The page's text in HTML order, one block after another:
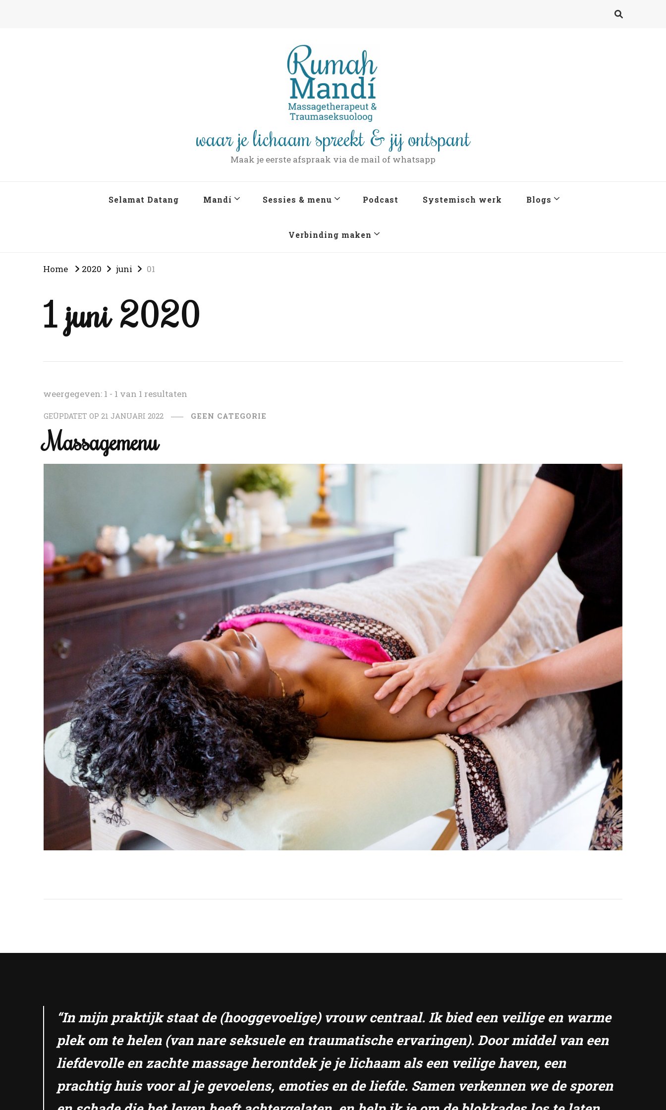
waar je lichaam spreekt & jij ontspant
Maak je eerste afspraak via de mail of whatsapp
Selamat Datang Mandí Sessies & menu Podcast Systemisch werk Blogs
Verbinding maken
Home 2020 juni 01
1 juni 2020
weergegeven: 1 - 1 van 1 resultaten
GEÜPDATET OP 21 JANUARI 2022 GEEN CATEGORIE
Massagemenu
“In mijn praktijk staat de (hooggevoelige) vrouw centraal. Ik bied een veilige en warme
plek om te helen (van nare seksuele en traumatische ervaringen). Door middel van een
liefdevolle en zachte massage herontdek je je lichaam als een veilige haven, een
prachtig huis voor al je gevoelens, emoties en de liefde. Samen verkennen we de sporen